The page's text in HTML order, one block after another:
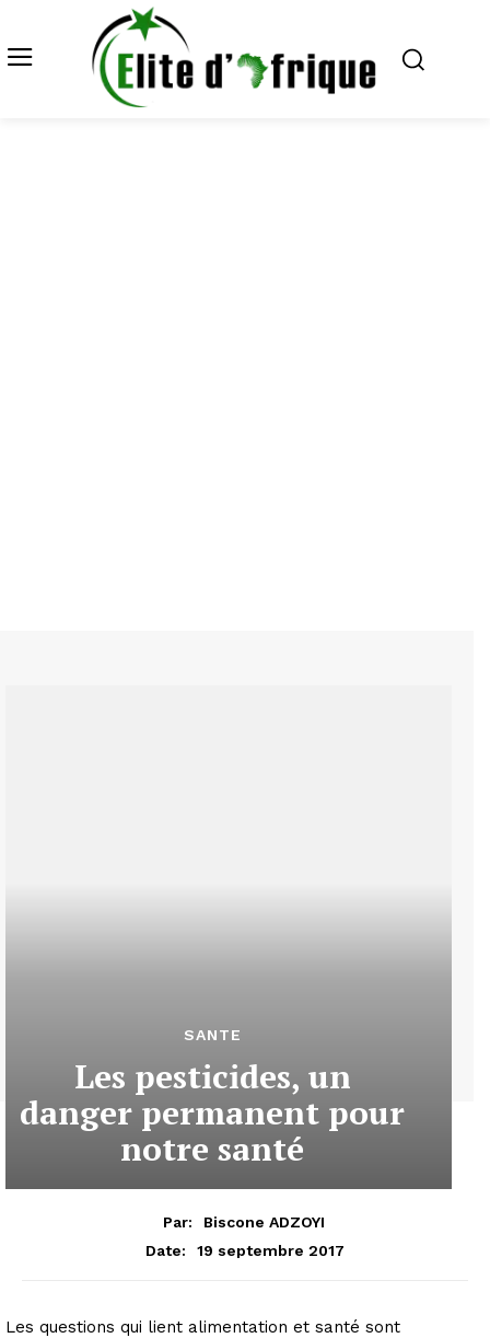
SANTE
Les pesticides, un
danger permanent pour
notre santé
Par:
Biscone ADZOYI
Date:
19 septembre 2017
Les questions qui lient alimentation et santé sont